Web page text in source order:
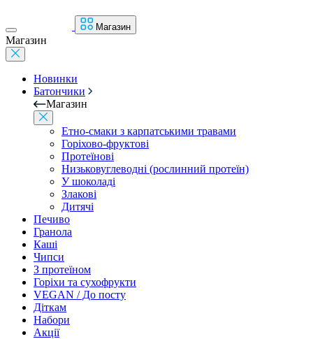
Магазин
Магазин
Новинки
Батончики
Магазин
Етно-смаки з карпатськими травами
Горіхово-фруктові
Протеїнові
Низьковуглеводні (рослинний протеїн)
У шоколаді
Злакові
Дитячі
Печиво
Гранола
Каші
Чипси
З протеїном
Горіхи та сухофрукти
VEGAN / До посту
Діткам
Набори
Акції